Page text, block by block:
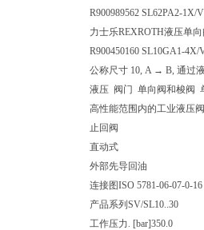
R900989562 SL62PA2-1X/V
力士乐REXROTH液压单
R900450160 SL10GA1-4X/
公称尺寸 10, A → B, 通过
液压 阀门 单向阀和梭阀
高性能范围内的工业液压
止回阀
直动式
外部先导回油
连接图ISO 5781-06-07-0-16
产品系列 SV/SL10..30
工作压力. [bar]350.0